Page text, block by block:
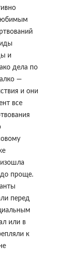
и
дела по
—
и они
все
проще.
перед
или в
к